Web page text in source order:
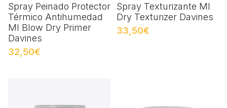
Spray Peinado Protector
Térmico Antihumedad
MI Blow Dry Primer
Davines
32,50€
Spray Texturizante MI
Dry Texturizer Davines
33,50€